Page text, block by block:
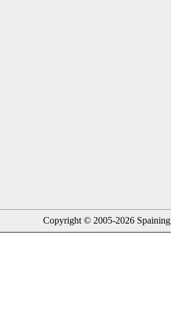
Copyright © 2005-2026